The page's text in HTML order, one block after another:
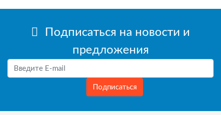
Подписаться на новости и
предложения
Подписаться